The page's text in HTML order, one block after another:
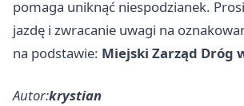
pomaga uniknąć niespodzianek.
jazdę i zwracanie uwagi na
na podstawie: Miejski Zarząd Dróg
Autor:krystian